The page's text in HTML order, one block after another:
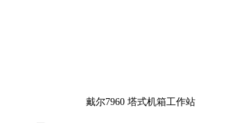
戴尔7960 塔式机箱工作站